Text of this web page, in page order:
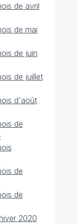
de avril
de mai
de juin
de juillet
d'août
de
de
de
2020